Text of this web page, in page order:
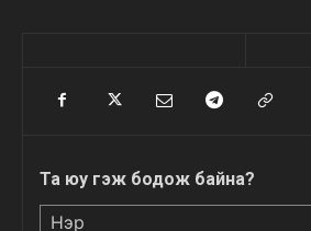
Та юу гэж бодож байна?